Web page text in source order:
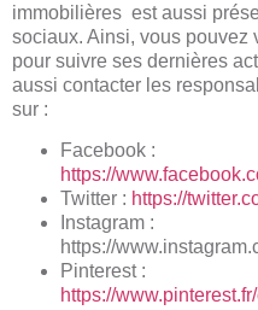
immobilières est aussi
sociaux. Ainsi, vous pouvez
pour suivre ses dernières
aussi contacter les
sur :
Facebook :
https://
Twitter : https://
Instagram :
https://
Pinterest :
https://